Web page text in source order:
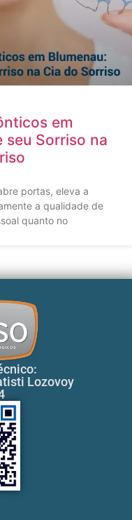
em
seu Sorriso na
portas, eleva a
a qualidade de
quanto no
Lozovoy